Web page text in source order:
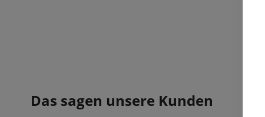
Das sagen unsere Kunden